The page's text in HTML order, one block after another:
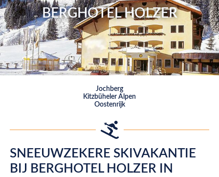
BERGHOTEL HOLZER
Jochberg
Kitzbüheler Alpen
Oostenrijk
SNEEUWZEKERE SKIVAKANTIE
BIJ BERGHOTEL HOLZER IN